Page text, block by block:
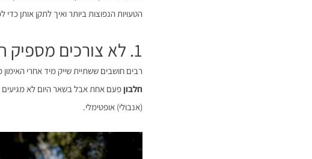
הטעויות הנפוצות ביותר ואיך לתקן אותן
1. לא צורכים מספיק חלבון לאורך כל היום
רבים חושבים ששתיית שייק מיד אחרי
חלבון
(אנבולי) אופטימלי.